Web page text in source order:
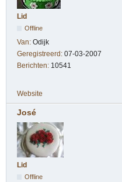
Lid
Offline
Van: Odijk
Geregistreerd: 07-03-2007
Berichten: 10541
Website
José
Lid
Offline